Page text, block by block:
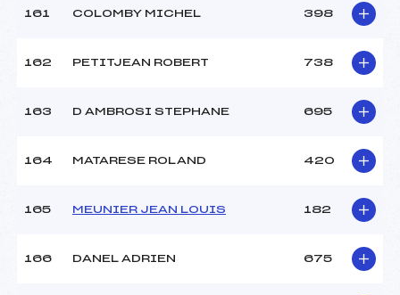
161 COLOMBY MICHEL 398
162 PETITJEAN ROBERT 738
163 D AMBROSI STEPHANE 695
164 MATARESE ROLAND 420
165 MEUNIER JEAN LOUIS 182
166 DANEL ADRIEN 675